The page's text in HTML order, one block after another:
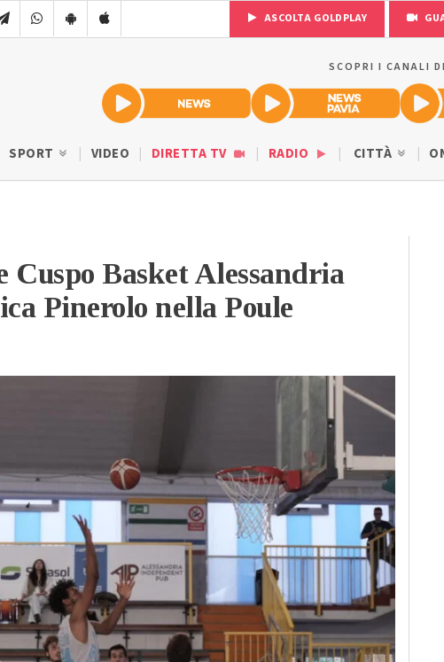
ASCOLTA GOLDPLAY
SCOPRI I CANALI
SPORT VIDEO DIRETTA TV RADIO CITTÀ
Basket Alessandria
Pinerolo nella Poule